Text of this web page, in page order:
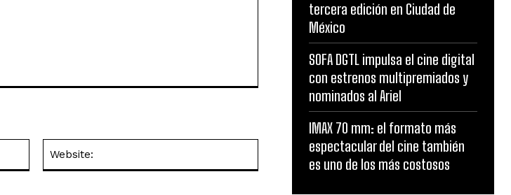
tercera edición en Ciudad de
México
SOFA DGTL impulsa el cine digital
con estrenos multipremiados y
nominados al Ariel
IMAX 70 mm: el formato más
espectacular del cine también
es uno de los más costosos